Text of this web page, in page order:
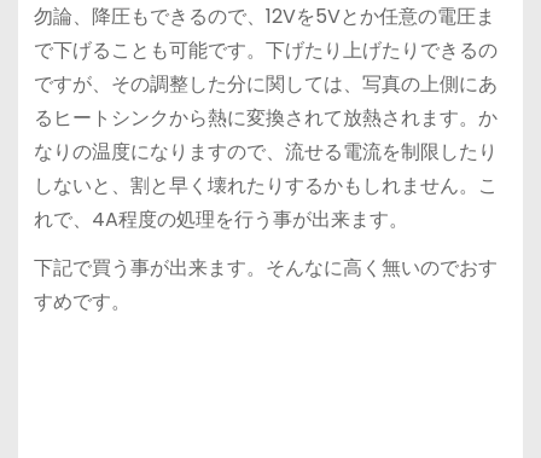
勿論、降圧もできるので、12Vを5Vとか任意の電圧ま
で下げることも可能です。下げたり上げたりできるの
ですが、その調整した分に関しては、写真の上側にあ
るヒートシンクから熱に変換されて放熱されます。か
なりの温度になりますので、流せる電流を制限したり
しないと、割と早く壊れたりするかもしれません。こ
れで、4A程度の処理を行う事が出来ます。
下記で買う事が出来ます。そんなに高く無いのでおす
すめです。